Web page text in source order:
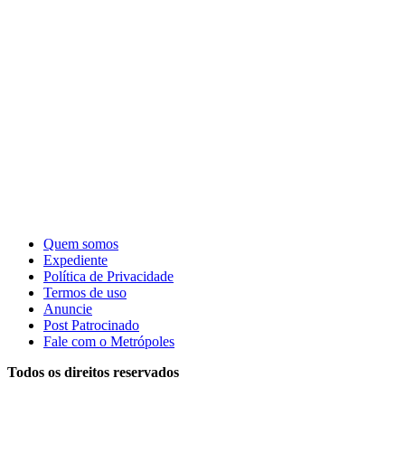
Quem somos
Expediente
Política de Privacidade
Termos de uso
Anuncie
Post Patrocinado
Fale com o Metrópoles
Todos os direitos reservados